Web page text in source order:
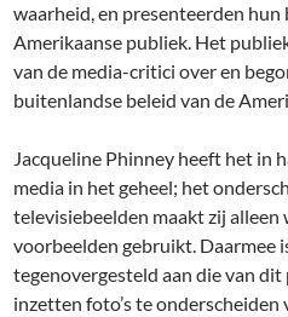
waarheid, en presenteerden
Amerikaanse publiek. Het
van de media-critici over en
buitenlandse beleid van de
Jacqueline Phinney heeft het in
media in het geheel; het
televisiebeelden maakt zij alleen
voorbeelden gebruikt. Daarmee
tegenovergesteld aan die van
inzetten foto’s te onderscheiden